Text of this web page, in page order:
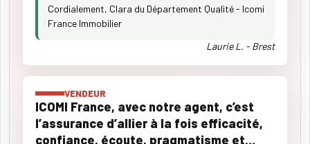
Cordialement, Clara du Département Qualité - Icomi
France Immobilier
Laurie L. - Brest
VENDEUR
ICOMI France, avec notre agent, c’est
l’assurance d’allier à la fois efficacité,
confiance, écoute, pragmatisme et…